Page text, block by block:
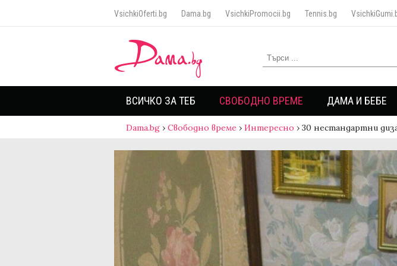
VsichkiOferti.bg Dama.bg VsichkiPromocii.bg Tennis.bg
ВСИЧКО ЗА ТЕБ СВОБОДНО ВРЕМЕ ДАМА И БЕБЕ
Dama.bg › Свободно време › Интересно › 30 нестандартни